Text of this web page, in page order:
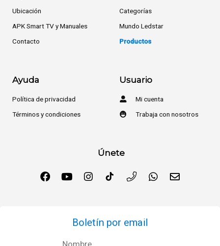
Ubicación
APK Smart TV y Manuales
Contacto
Categorías
Mundo Ledstar
Productos
Ayuda
Política de privacidad
Términos y condiciones
Usuario
Mi cuenta
Trabaja con nosotros
Únete
Boletín por email